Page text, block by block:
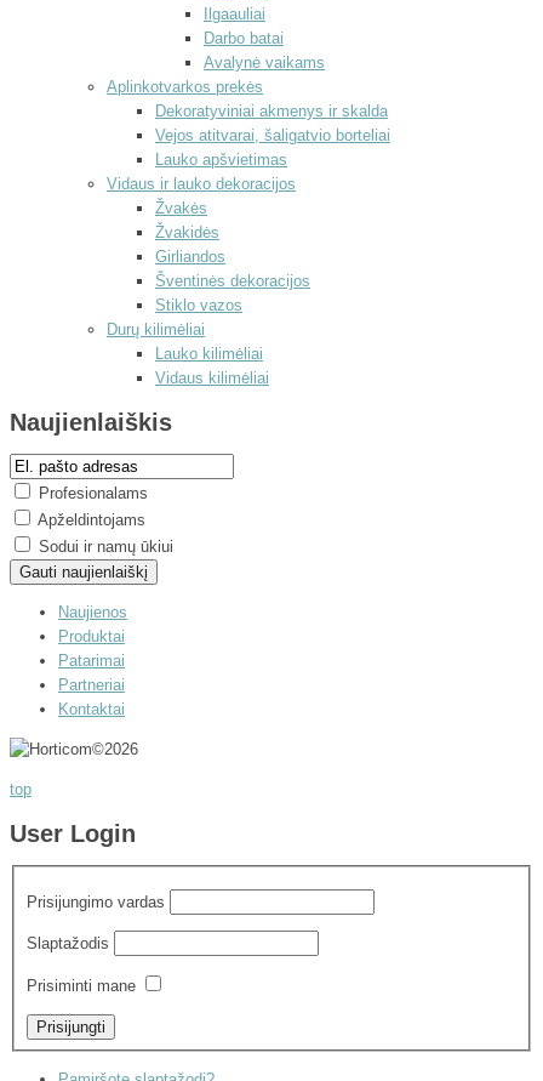
Ilgaauliai
Darbo batai
Avalynė vaikams
Aplinkotvarkos prekės
Dekoratyviniai akmenys ir skalda
Vejos atitvarai, šaligatvio borteliai
Lauko apšvietimas
Vidaus ir lauko dekoracijos
Žvakės
Žvakidės
Girliandos
Šventinės dekoracijos
Stiklo vazos
Durų kilimėliai
Lauko kilimėliai
Vidaus kilimėliai
Naujienlaiškis
Profesionalams
Apželdintojams
Sodui ir namų ūkiui
Naujienos
Produktai
Patarimai
Partneriai
Kontaktai
©2026
top
User Login
Prisijungimo vardas
Slaptažodis
Prisiminti mane